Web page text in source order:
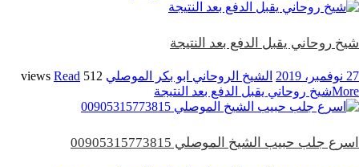
شيخ روحاني يقبل الدفع بعد النتيجة
27 نوفمبر، 2019 الشيخ الروحاني ابو بكر الموصلي 512 views
Read
Moreشيخ روحاني يقبل الدفع بعد النتيجة
اسرع جلب حبيب الشيخ الموصلي 00905315773815